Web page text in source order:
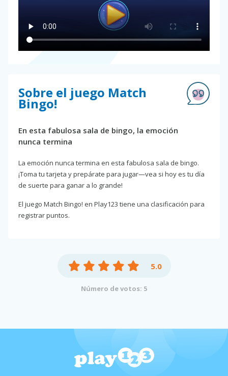
Sobre el juego Match
Bingo!
En esta fabulosa sala de bingo, la emoción
nunca termina
La emoción nunca termina en esta fabulosa sala de bingo.
¡Toma tu tarjeta y prepárate para jugar—vea si hoy es tu día
de suerte para ganar a lo grande!
El juego Match Bingo! en Play123 tiene una clasificación para
registrar puntos.
5.0
Número de votos: 5